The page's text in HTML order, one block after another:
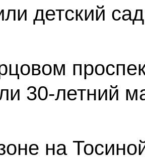
детский сад
30-летний
на